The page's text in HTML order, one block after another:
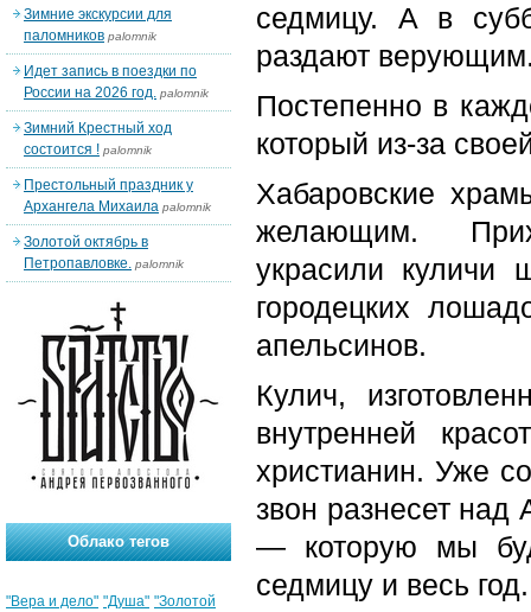
седмицу. А в
раздают
Постепенно в
который из-за
Хабаровские
желающим.
украсили куличи
городецких
апельсинов.
Кулич,
внутренней
христианин. Уже
звон разнесет
— которую мы
седмицу и весь год.
Зимние экскурсии для
паломников palomnik
Идет запись в поездки по
России на 2026 год. palomnik
Зимний Крестный ход
состоится ! palomnik
Престольный праздник у
Архангела Михаила palomnik
Золотой октябрь в
Петропавловке. palomnik
Облако тегов
"Вера и дело" "Душа" "Золотой